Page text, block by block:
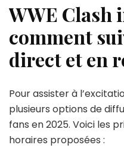
WWE Clash
comment
direct et en
Pour assister à
plusieurs options de
fans en 2025. Voici les
horaires proposées :